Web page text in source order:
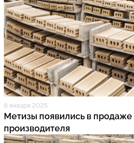
8 января 2025
Метизы появились в продаже
производителя